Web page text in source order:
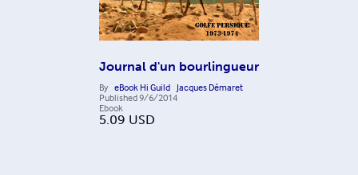
Journal d'un bourlingueur
By eBook Hi Guild Jacques Démaret
Published9/6/2014
Ebook
5.09 USD